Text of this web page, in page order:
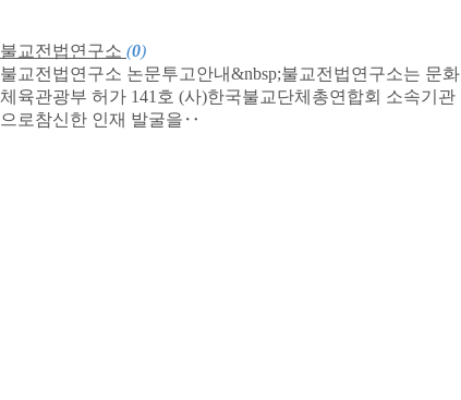
불교전법연구소 (0)
불교전법연구소 논문투고안내&nbsp;불교전법연구소는 문화
체육관광부 허가 141호 (사)한국불교단체총연합회 소속기관
으로참신한 인재 발굴을‥